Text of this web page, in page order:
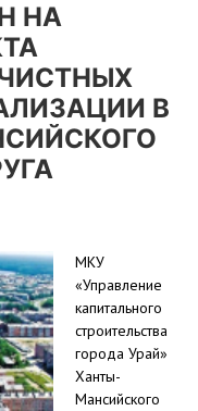
НА
В
МКУ
«Управление
капитального
строительства
города Урай»
Ханты-
Мансийского